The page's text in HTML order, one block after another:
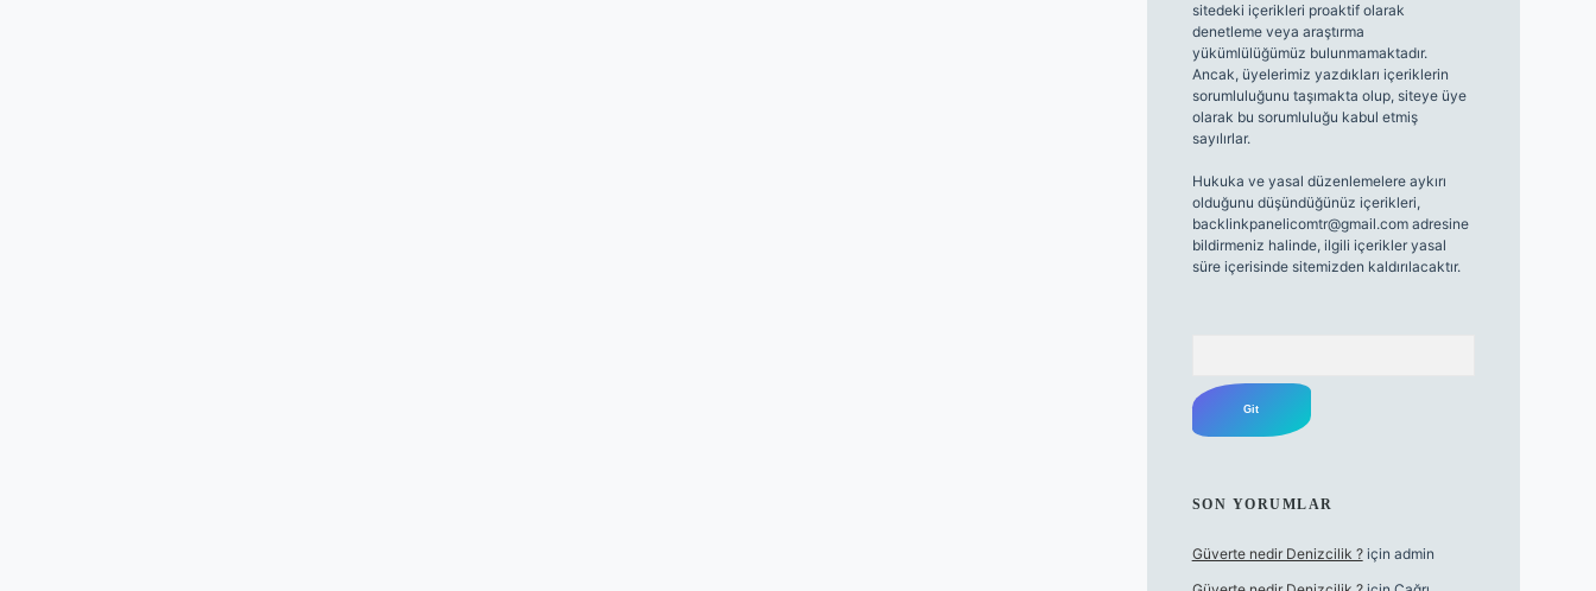
sitedeki içerikleri proaktif olarak
denetleme veya araştırma
yükümlülüğümüz bulunmamaktadır.
Ancak, üyelerimiz yazdıkları içeriklerin
sorumluluğunu taşımakta olup, siteye üye
olarak bu sorumluluğu kabul etmiş
sayılırlar.
Hukuka ve yasal düzenlemelere aykırı
olduğunu düşündüğünüz içerikleri,
backlinkpanelicomtr@gmail.comadresine
bildirmeniz halinde, ilgili içerikler yasal
süre içerisinde sitemizden kaldırılacaktır.
SON YORUMLAR
Güverte nedir Denizcilik ?için admin